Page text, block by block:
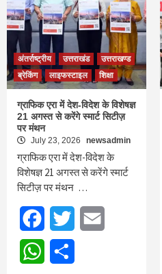
अंतर्राष्ट्रीय उत्तराखंड
उत्तराखण्ड
ब्रेकिंग
लाइफस्टाइल शिक्षा
ग्राफिक एरा में देश-विदेश के विशेषज्ञ
21 अगस्त से करेंगे स्मार्ट सिटीज़
पर मंथन
July 23, 2026 newsadmin
ग्राफिक एरा में देश-विदेश के
विशेषज्ञ 21 अगस्त से करेंगे स्मार्ट
सिटीज़ पर मंथन …
FacebookTwitter
WhatsApp